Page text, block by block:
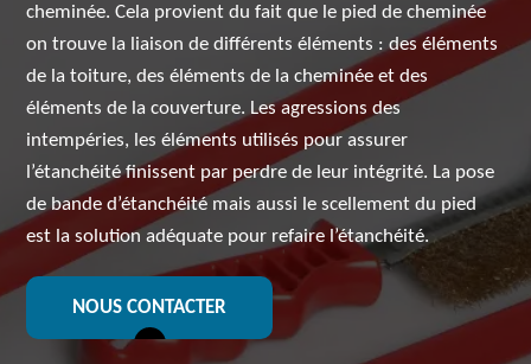
cheminée. Cela provient du fait que le pied de cheminée
on trouve la liaison de différents éléments : des éléments
de la toiture, des éléments de la cheminée et des
éléments de la couverture. Les agressions des
intempéries, les éléments utilisés pour assurer
l’étanchéité finissent par perdre de leur intégrité. La pose
de bande d’étanchéité mais aussi le scellement du pied
est la solution adéquate pour refaire l’étanchéité.
NOUS CONTACTER